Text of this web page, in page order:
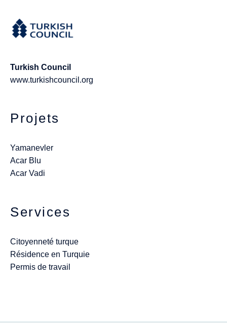
Turkish Council
www.turkishcouncil.org
Projets
Yamanevler
Acar Blu
Acar Vadi
Services
Citoyenneté turque
Résidence en Turquie
Permis de travail